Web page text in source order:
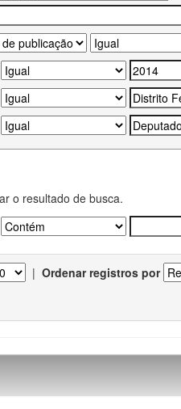
o resultado de busca.
| Ordenar registros por